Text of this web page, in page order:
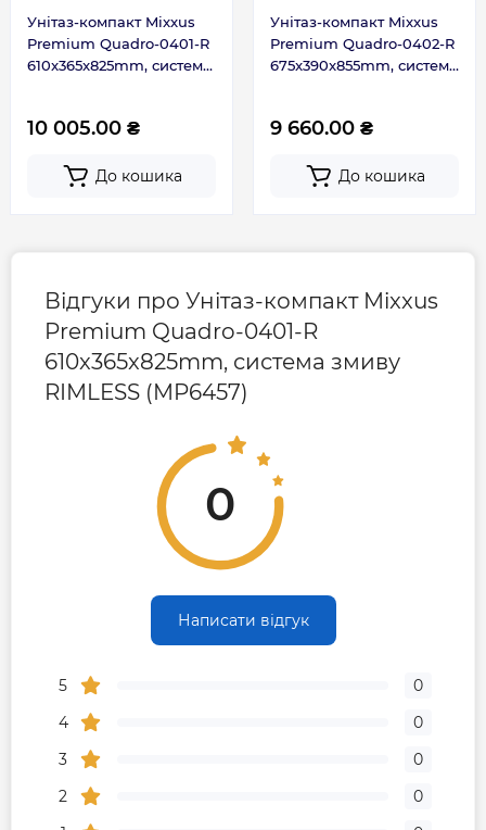
Країна виготовлення Китай
Гарантія виробника, міс
центру
490-06-55
Унітаз-компакт Mixxus
Premium Quadro-0401-R
610x365x825mm, система
10 005.00 ₴
До кошика
Унітаз-компакт Mixxus
Premium Quadro-0402-R
675x390x855mm, система
9 660.00 ₴
До кошика
Відгуки про Унітаз-компакт Mixxus
Premium Quadro-0401-R
610x365x825mm, система змиву
RIMLESS (MP6457)
0
Написати відгук
5
0
4
0
3
0
2
0